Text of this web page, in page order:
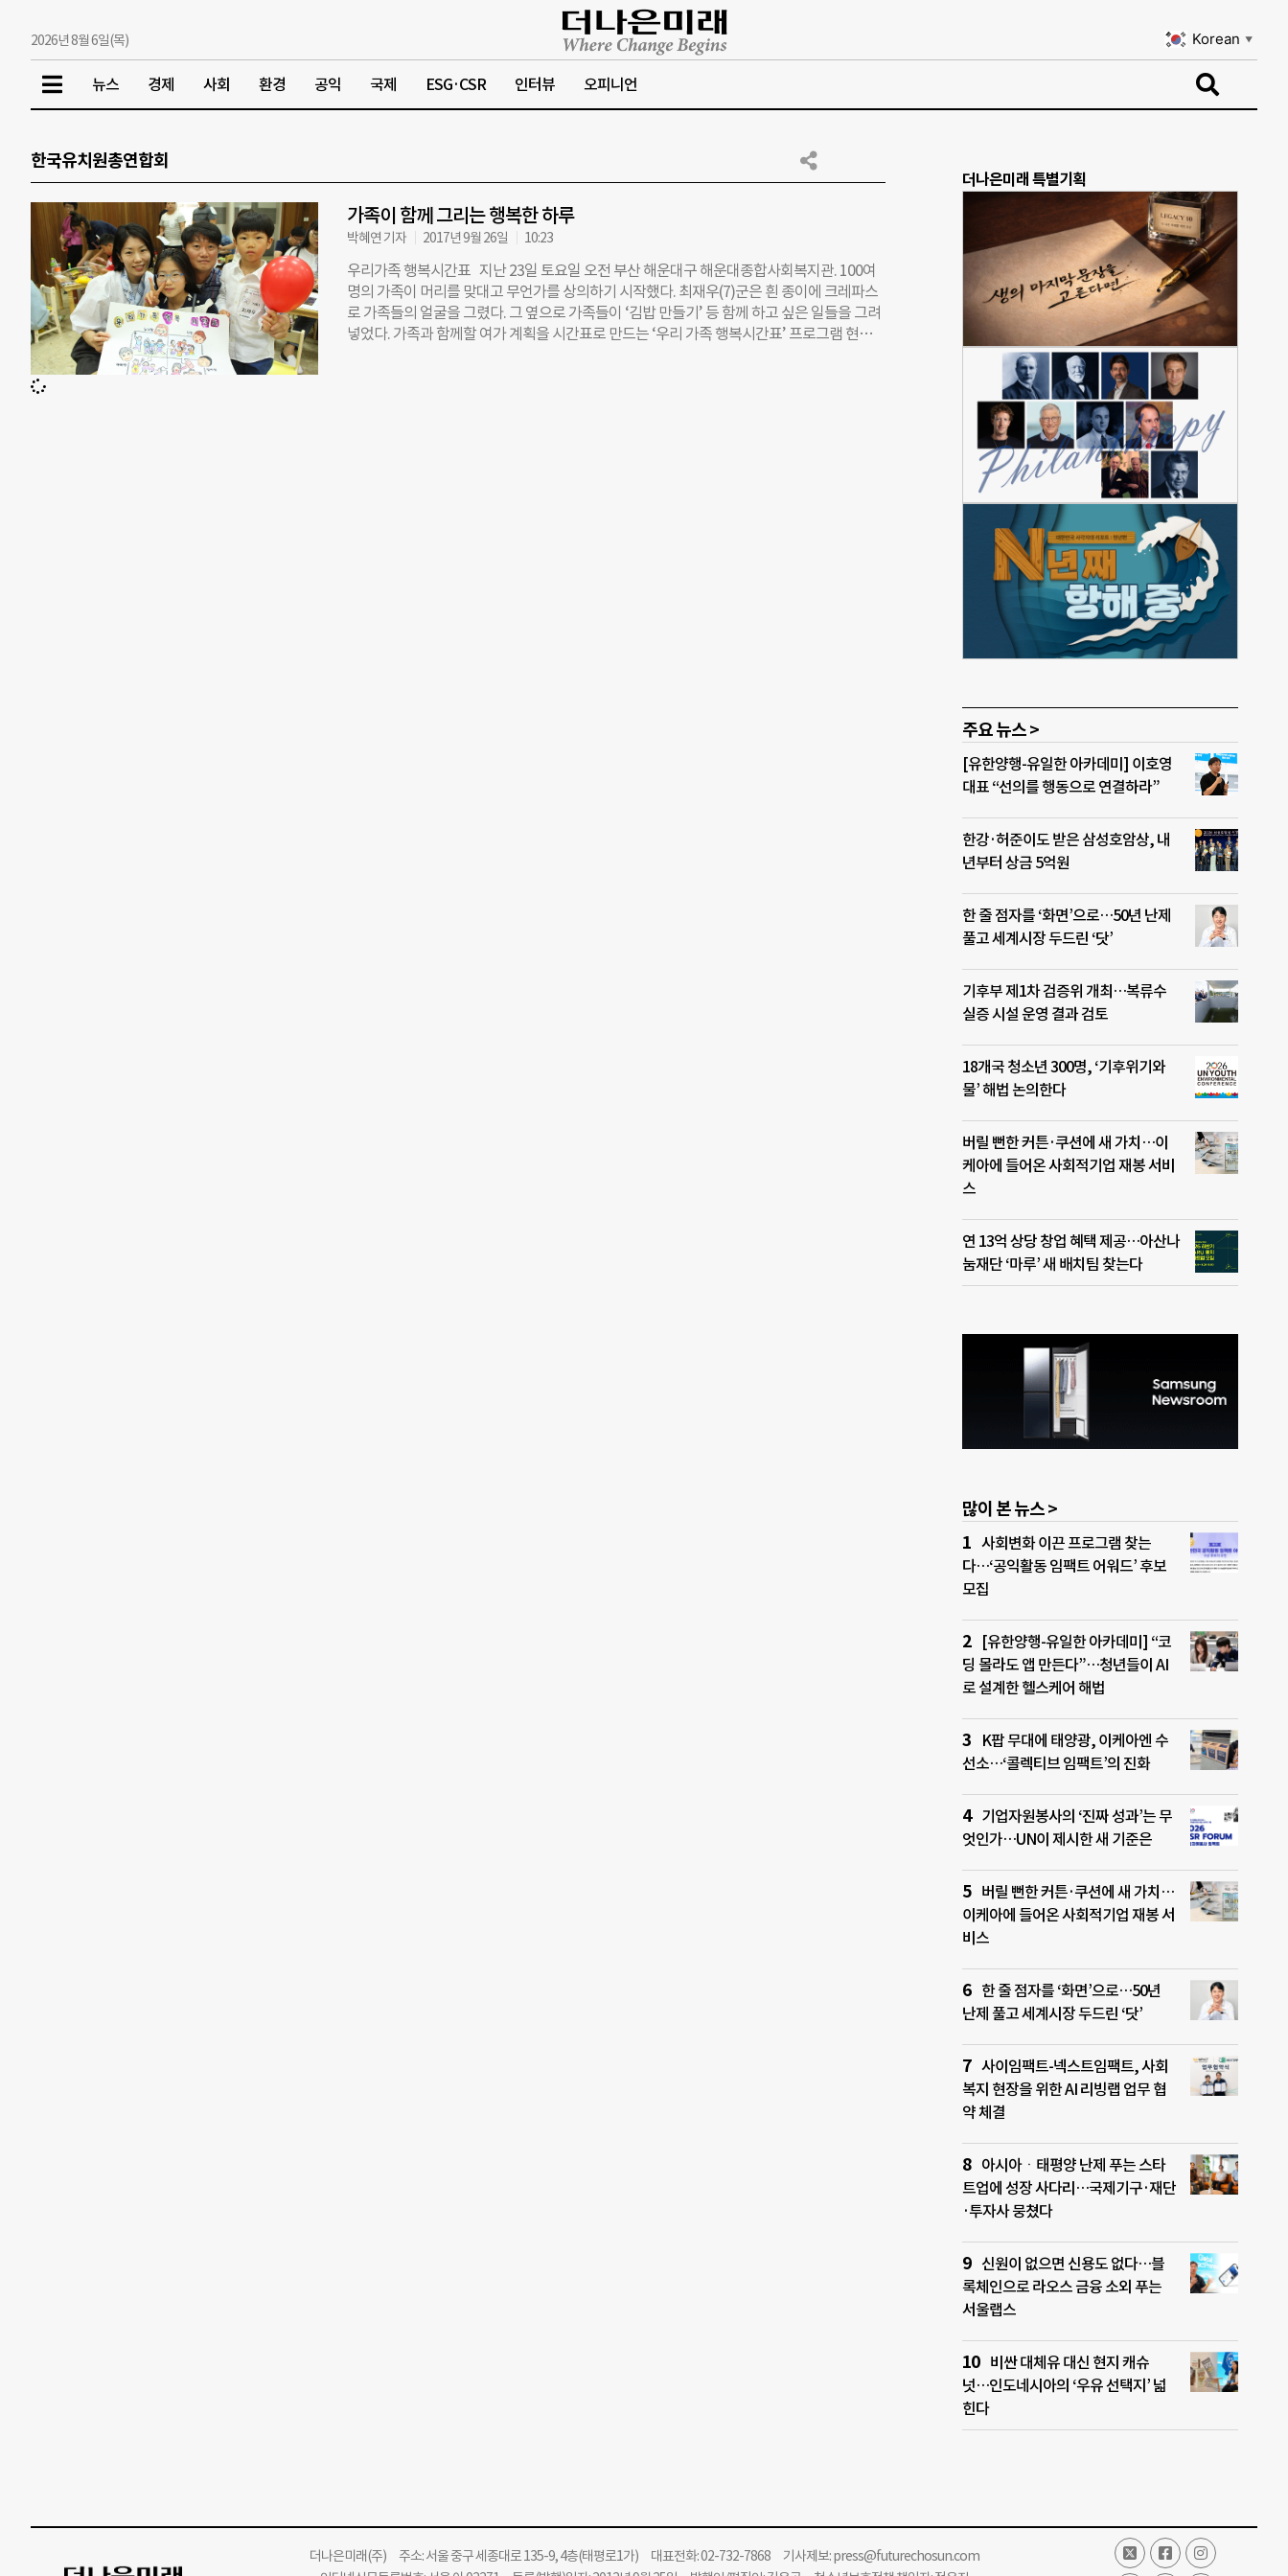
2026년 8월 6일(목) Korean ▼
뉴스 경제 사회 환경 공익 국제 ESG·CSR 인터뷰 오피니언
한국유치원총연합회
가족이 함께 그리는 행복한 하루
박혜연 기자 2017년 9월 26일 10:23
우리가족 행복시간표 지난 23일 토요일 오전 부산 해운대구 해운대종합사회복지관. 100여
명의 가족이 머리를 맞대고 무언가를 상의하기 시작했다. 최재우(7)군은 흰 종이에 크레파스
로 가족들의 얼굴을 그렸다. 그 옆으로 가족들이 ‘김밥 만들기’ 등 함께 하고 싶은 일들을 그려
넣었다. 가족과 함께할 여가 계획을 시간표로 만드는 ‘우리 가족 행복시간표’ 프로그램 현장
더나은미래 특별기획
주요 뉴스 >
[유한양행-유일한 아카데미] 이호영
대표 “선의를 행동으로 연결하라”
한강·허준이도 받은 삼성호암상, 내
년부터 상금 5억원
한 줄 점자를 ‘화면’으로…50년 난제
풀고 세계시장 두드린 ‘닷’
기후부 제1차 검증위 개최…복류수
실증 시설 운영 결과 검토
18개국 청소년 300명, ‘기후위기와
물’ 해법 논의한다
버릴 뻔한 커튼·쿠션에 새 가치…이
케아에 들어온 사회적기업 재봉 서비
스
연 13억 상당 창업 혜택 제공…아산나
눔재단 ‘마루’ 새 배치팀 찾는다
많이 본 뉴스 >
사회변화 이끈 프로그램 찾는
다…‘공익활동 임팩트 어워드’ 후보
모집
[유한양행-유일한 아카데미] “코
딩 몰라도 앱 만든다”…청년들이 AI
로 설계한 헬스케어 해법
K팝 무대에 태양광, 이케아엔 수
선소…‘콜렉티브 임팩트’의 진화
기업자원봉사의 ‘진짜 성과’는 무
엇인가…UN이 제시한 새 기준은
버릴 뻔한 커튼·쿠션에 새 가치…
이케아에 들어온 사회적기업 재봉 서
비스
한 줄 점자를 ‘화면’으로…50년
난제 풀고 세계시장 두드린 ‘닷’
사이임팩트-넥스트임팩트, 사회
복지 현장을 위한 AI 리빙랩 업무 협
약 체결
아시아ㆍ태평양 난제 푸는 스타
트업에 성장 사다리…국제기구·재단
·투자사 뭉쳤다
신원이 없으면 신용도 없다…블
록체인으로 라오스 금융 소외 푸는
서울랩스
비싼 대체유 대신 현지 캐슈
넛…인도네시아의 ‘우유 선택지’ 넓
힌다
더나은미래(주)주소: 서울 중구 세종대로 135-9, 4층(태평로1가) 대표전화: 02-732-7868 기사제보:press@futurechosun.com